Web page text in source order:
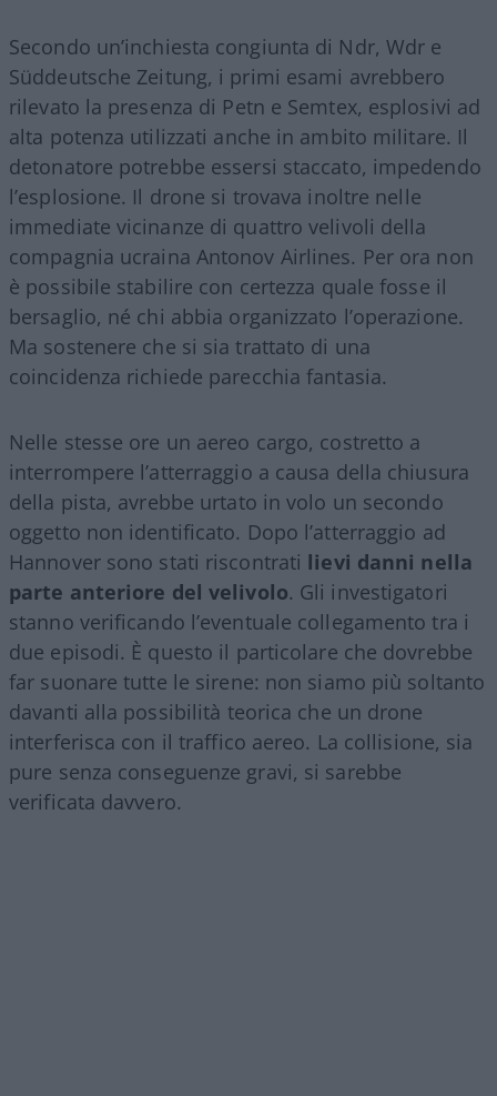
Secondo un’inchiesta congiunta di Ndr, Wdr e
Süddeutsche Zeitung, i primi esami avrebbero
rilevato la presenza di Petn e Semtex, esplosivi ad
alta potenza utilizzati anche in ambito militare. Il
detonatore potrebbe essersi staccato, impedendo
l’esplosione. Il drone si trovava inoltre nelle
immediate vicinanze di quattro velivoli della
compagnia ucraina Antonov Airlines. Per ora non
è possibile stabilire con certezza quale fosse il
bersaglio, né chi abbia organizzato l’operazione.
Ma sostenere che si sia trattato di una
coincidenza richiede parecchia fantasia.
Nelle stesse ore un aereo cargo, costretto a
interrompere l’atterraggio a causa della chiusura
della pista, avrebbe urtato in volo un secondo
oggetto non identificato. Dopo l’atterraggio ad
Hannover sono stati riscontrati lievi danni nella
parte anteriore del velivolo. Gli investigatori
stanno verificando l’eventuale collegamento tra i
due episodi. È questo il particolare che dovrebbe
far suonare tutte le sirene: non siamo più soltanto
davanti alla possibilità teorica che un drone
interferisca con il traffico aereo. La collisione, sia
pure senza conseguenze gravi, si sarebbe
verificata davvero.